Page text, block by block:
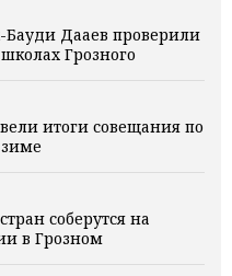
Дааев проверили
Грозного
итоги совещания по
зиме
соберутся на
в Грозном